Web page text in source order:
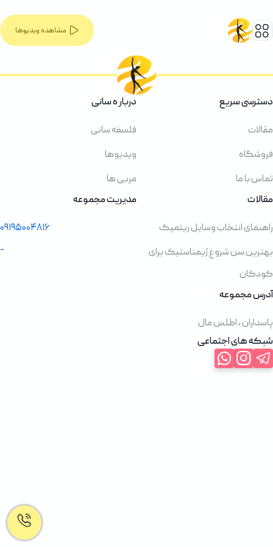
مشاهده ویدیوها
دسترسی سریع
مقالات
فروشگاه
تماس با ما
دربار ه سانی
فلسفه سانی
ویدیوها
مربی ها
مقالات
راهنمای انتخاب وسایل ریتمیک
بهترین سن شروع ژیمناستیک برای
کودکان
مدیریت مجموعه
۰۹۱۹۵۰۰۴۸۱۶
-
آدرس مجموعه
پاسداران ، اطلس مال
شبکه های اجتماعی